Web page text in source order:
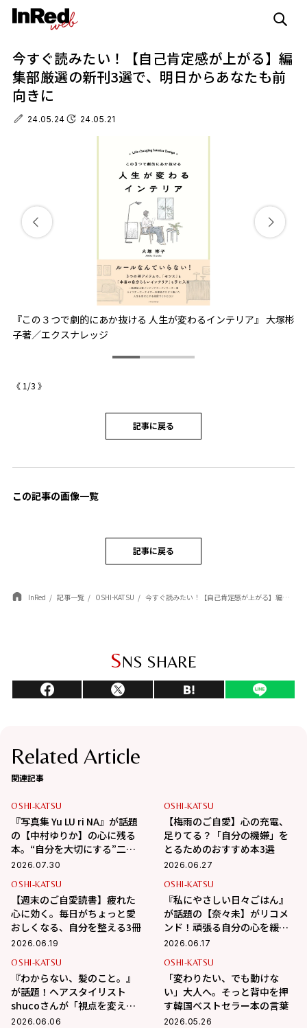
今すぐ読みたい！【自己肯定感が上がる】編
集部厳選の新刊3選で、明日からあなたも前
向きに
24.05.24 24.05.21
『この３つで劇的にあか抜ける 人生が変わるインテリア』 大塚彬
子著／エクスナレッジ
《 1 /3 》
記事に戻る
この記事の画像一覧
記事に戻る
InRed 記事一覧 OSHI-KATSU 今すぐ読みたい！【自己肯定感が上がる】編集部厳選の新刊3選で、明日からあなたも前向きに
SNS SHARE
Related Article
関連記事
OSHI-KATSU
『写真集 Yu LU ri NA』が話題
の【中村ゆりか】の心に残る
本。“自分を大切にする”二冊
を紹介【コラム】
2026.07.30
OSHI-KATSU
【梅雨のご自愛】心の充電、
足りてる？「自分の機嫌」を
とるためのおすすめ本3選
2026.06.27
OSHI-KATSU
【週末のご自愛読書】疲れた
心に効く。毎日がちょっと愛
おしくなる、自分を整える3冊
2026.06.19
OSHI-KATSU
『私にやさしい日々ごはん』
が話題の【奈々未】がリコメ
ンド！頑張る自分の心を緩め
てくれる2冊の本
2026.06.17
OSHI-KATSU
『わからない、髪のこと。』
が話題！ヘアスタイリスト
shucoさんが「視点を変えて
くれた」と話す本
2026.06.06
OSHI-KATSU
「変わりたい、でも動けな
い」大人へ。そっと背中を押
す韓国ベストセラー本の言葉
2026.05.26